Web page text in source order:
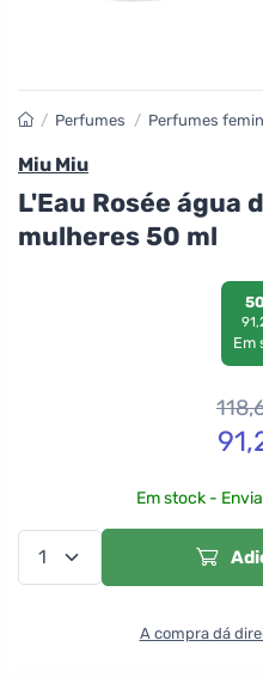
/ Perfumes / Perfumes
Miu Miu
L'Eau Rosée água
mulheres 50 ml
Em
Em stock -
A compra dá